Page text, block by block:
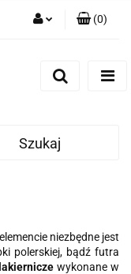
(0)
Szukaj
niezbędne jest
polerskiej, bądź futra
wykonane w